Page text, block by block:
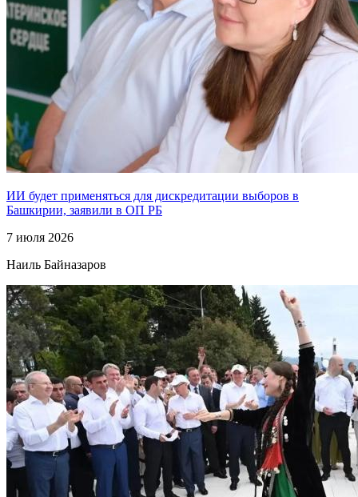
ИИ будет применяться для дискредитации выборов в
Башкирии, заявили в ОП РБ
7 июля 2026
Наиль Байназаров